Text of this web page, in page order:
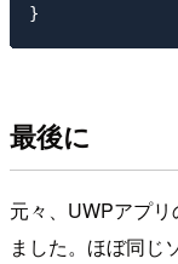
最後に
元々、UWPアプ
ました。ほぼ同じ